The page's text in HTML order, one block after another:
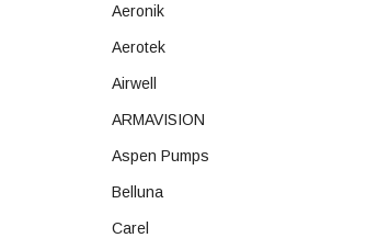
Aeronik
Aerotek
Airwell
ARMAVISION
Aspen Pumps
Belluna
Carel